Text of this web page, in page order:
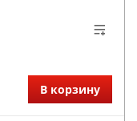
В корзину